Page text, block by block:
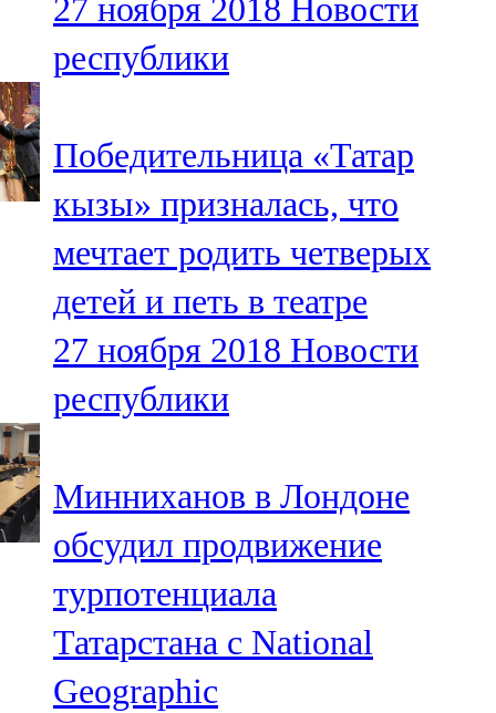
27 ноября 2018 Новости
республики
Победительница «Татар
кызы» призналась, что
мечтает родить четверых
детей и петь в театре
27 ноября 2018 Новости
республики
Минниханов в Лондоне
обсудил продвижение
турпотенциала
Татарстана с National
Geographic